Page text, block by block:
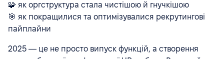
🧩 як оргструктура стала чистішою й гнучкішою
🎯 як покращилися та оптимізувалися рекрутингові
пайплайни
2025 — це не просто випуск функцій, а створення